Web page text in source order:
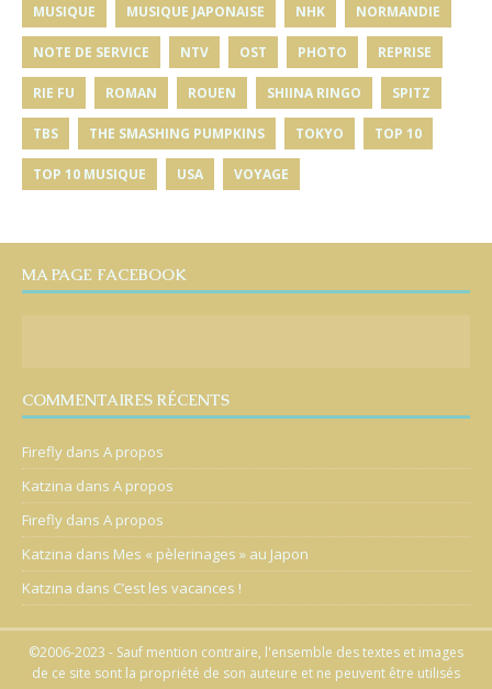
MUSIQUE MUSIQUE JAPONAISE NHK NORMANDIE
NOTE DE SERVICE NTV OST PHOTO REPRISE
RIE FU ROMAN ROUEN SHIINA RINGO SPITZ
TBS THE SMASHING PUMPKINS TOKYO TOP 10
TOP 10 MUSIQUE USA VOYAGE
MA PAGE FACEBOOK
COMMENTAIRES RÉCENTS
Firefly dans A propos
Katzina dans A propos
Firefly dans A propos
Katzina dans Mes « pèlerinages » au Japon
Katzina dans C’est les vacances !
©2006-2023 - Sauf mention contraire, l'ensemble des textes et images
de ce site sont la propriété de son auteure et ne peuvent être utilisés